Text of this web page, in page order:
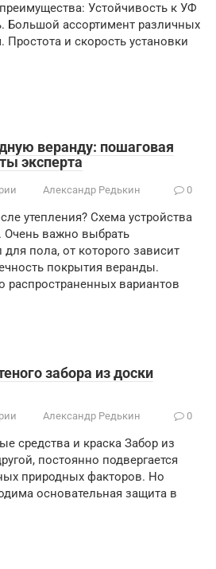
Устойчивость к УФ
Большой ассортимент различных
и скорость установки
веранду: пошаговая
эксперта
Александр Редькин 0
утепления? Схема устройства
важно выбрать
пола, от которого зависит
покрытия веранды.
распространенных вариантов
забора из доски
Александр Редькин 0
средства и краска Забор из
постоянно подвергается
природных факторов. Но
основательная защита в